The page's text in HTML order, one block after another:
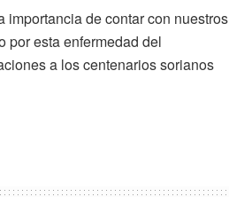
de contar con nuestros
por esta enfermedad del
a los centenarios sorianos